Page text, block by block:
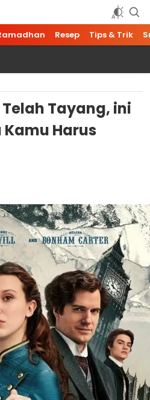
Resep Tips & Trik
Telah Tayang, ini
Harus